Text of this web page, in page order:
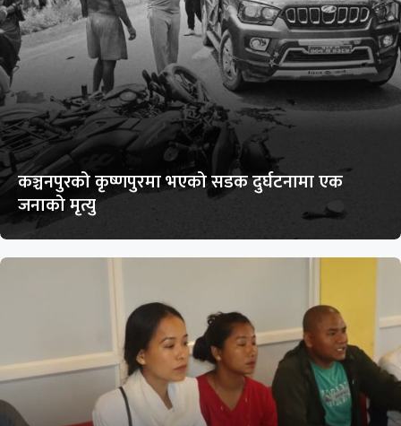
कञ्चनपुरको कृष्णपुरमा भएको सडक दुर्घटनामा एक
जनाको मृत्यु